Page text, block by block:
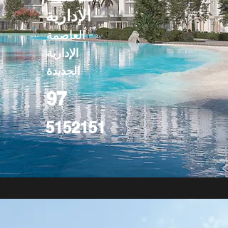
الإدارية
العاصمة
الإدارية
الجديدة
97
5152151